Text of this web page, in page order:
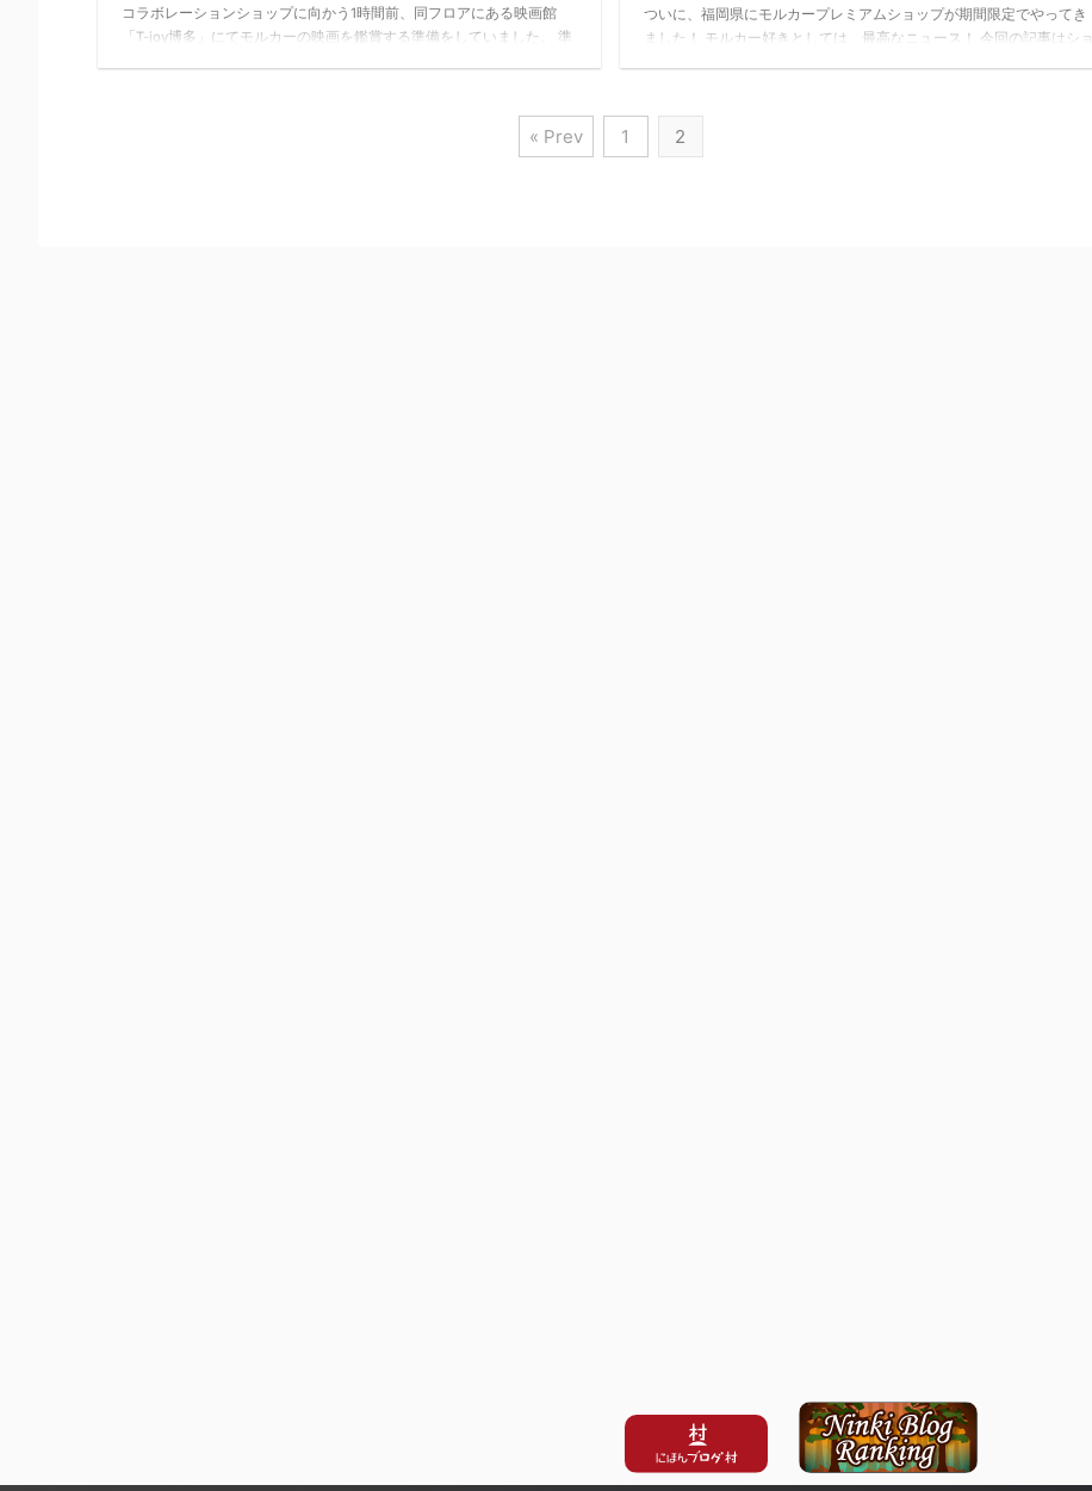
コラボレーションショップに向かう1時間前、同フロアにある映画館
「T-joy博多」にてモルカーの映画を鑑賞する準備をしていました。 準
食べ再び映画館に戻りました。 今回はその時に購入した映画グッズ含
め、楽しんだ話についてまとめていきます。 映画の内容 混み具合 ...
ついに、福岡県にモルカープレミアムショップが期間限定でやってき
ました！ モルカー好きとしては、最高なニュース！ 今回の記事はショ
登場です❣ご来店お待ちしてます✨ 詳細はこちら
→https://t.co/u6BASiA8lm#モルカー #サンリオ pic. ...
« Prev 1 2